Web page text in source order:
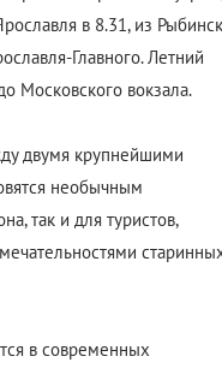
в 8.31, из
Главного. Летний
Московского вокзала.
двумя крупнейшими
необычным
так и для туристов,
в современных